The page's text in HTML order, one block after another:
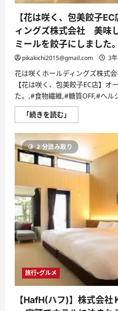
て
さ
ら
に
読
む
【花は咲く、包美餃子
ィングズ株式会社 美味
ミールを餃子にしました。
pikakichi2015@gmail.com 3
花は咲くホールディングズ株式
【花は咲く、包美餃子EC店】オ
た。,#食物繊維,#糖質OFF,#ヘル
「続きを読む」
は
く、
包
美
餃
子
EC
店】
は
ル
デ
ィ
ン
ズ
株
式
会
社
味
し
2 分読み取り
旅行・グルメ
【HafH(ハフ)】株式会社